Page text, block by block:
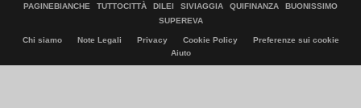
PAGINEBIANCHE
TUTTOCITTÀ DILEI SIVIAGGIA QUIFINANZA
BUONISSIMO
SUPEREVA
Chi siamo Note Legali Privacy Cookie Policy
Preferenze sui cookie
Aiuto